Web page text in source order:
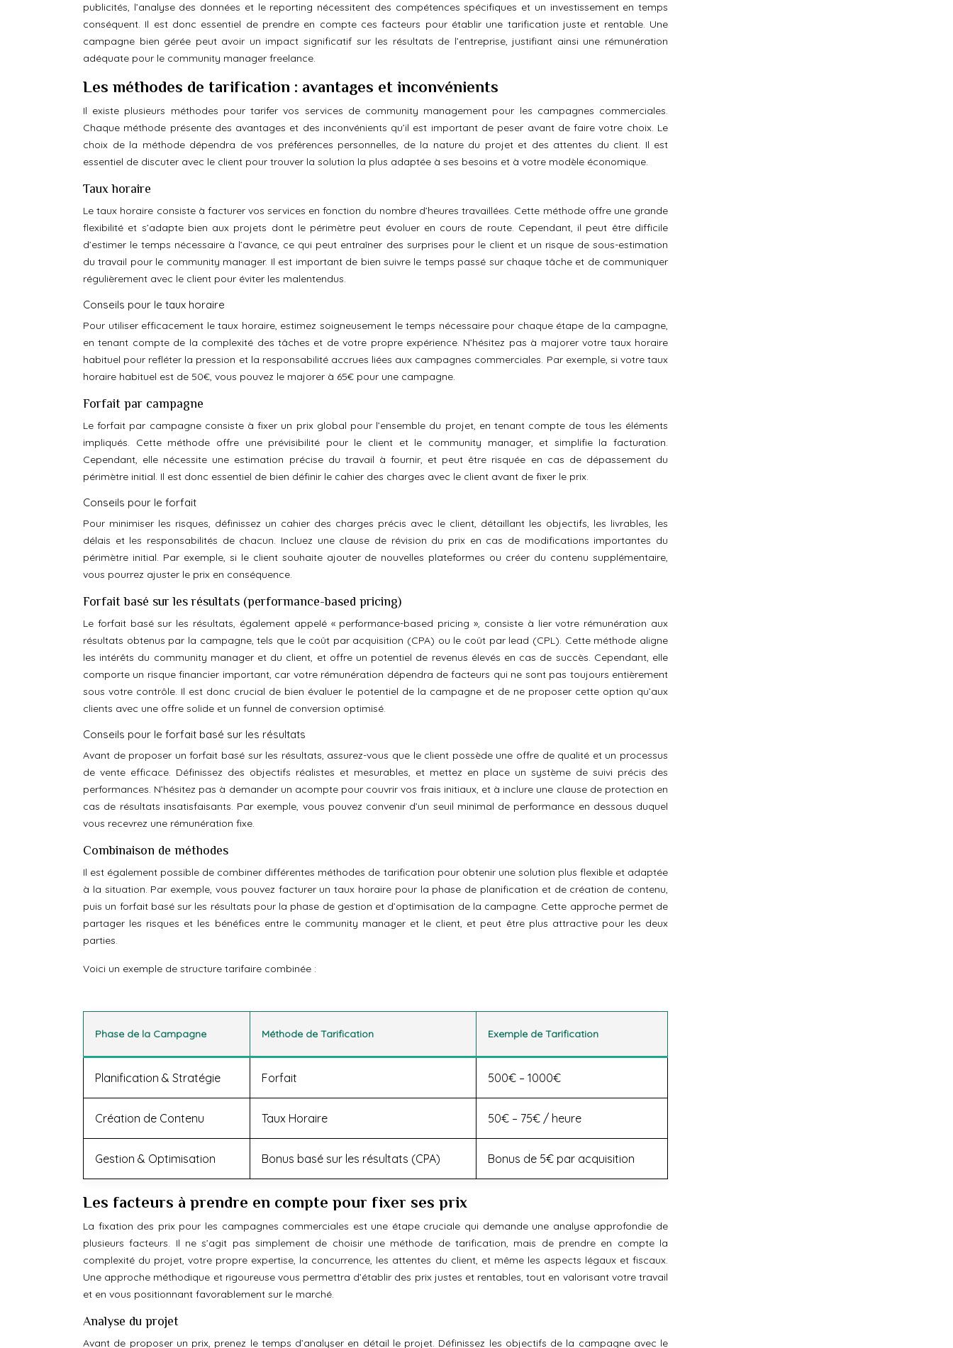
publicités, l’analyse des données et le reporting nécessitent des compétences spécifiques et un investissement en temps
conséquent. Il est donc essentiel de prendre en compte ces facteurs pour établir une tarification juste et rentable. Une
campagne bien gérée peut avoir un impact significatif sur les résultats de l’entreprise, justifiant ainsi une rémunération
adéquate pour le community manager freelance.
Les méthodes de tarification : avantages et inconvénients
Il existe plusieurs méthodes pour tarifer vos services de community management pour les campagnes commerciales.
Chaque méthode présente des avantages et des inconvénients qu’il est important de peser avant de faire votre choix. Le
choix de la méthode dépendra de vos préférences personnelles, de la nature du projet et des attentes du client. Il est
essentiel de discuter avec le client pour trouver la solution la plus adaptée à ses besoins et à votre modèle économique.
Taux horaire
Le taux horaire consiste à facturer vos services en fonction du nombre d’heures travaillées. Cette méthode offre une grande
flexibilité et s’adapte bien aux projets dont le périmètre peut évoluer en cours de route. Cependant, il peut être difficile
d’estimer le temps nécessaire à l’avance, ce qui peut entraîner des surprises pour le client et un risque de sous-estimation
du travail pour le community manager. Il est important de bien suivre le temps passé sur chaque tâche et de communiquer
régulièrement avec le client pour éviter les malentendus.
Conseils pour le taux horaire
Pour utiliser efficacement le taux horaire, estimez soigneusement le temps nécessaire pour chaque étape de la campagne,
en tenant compte de la complexité des tâches et de votre propre expérience. N’hésitez pas à majorer votre taux horaire
habituel pour refléter la pression et la responsabilité accrues liées aux campagnes commerciales. Par exemple, si votre taux
horaire habituel est de 50€, vous pouvez le majorer à 65€ pour une campagne.
Forfait par campagne
Le forfait par campagne consiste à fixer un prix global pour l’ensemble du projet, en tenant compte de tous les éléments
impliqués. Cette méthode offre une prévisibilité pour le client et le community manager, et simplifie la facturation.
Cependant, elle nécessite une estimation précise du travail à fournir, et peut être risquée en cas de dépassement du
périmètre initial. Il est donc essentiel de bien définir le cahier des charges avec le client avant de fixer le prix.
Conseils pour le forfait
Pour minimiser les risques, définissez un cahier des charges précis avec le client, détaillant les objectifs, les livrables, les
délais et les responsabilités de chacun. Incluez une clause de révision du prix en cas de modifications importantes du
périmètre initial. Par exemple, si le client souhaite ajouter de nouvelles plateformes ou créer du contenu supplémentaire,
vous pourrez ajuster le prix en conséquence.
Forfait basé sur les résultats (performance-based pricing)
Le forfait basé sur les résultats, également appelé « performance-based pricing », consiste à lier votre rémunération aux
résultats obtenus par la campagne, tels que le coût par acquisition (CPA) ou le coût par lead (CPL). Cette méthode aligne
les intérêts du community manager et du client, et offre un potentiel de revenus élevés en cas de succès. Cependant, elle
comporte un risque financier important, car votre rémunération dépendra de facteurs qui ne sont pas toujours entièrement
sous votre contrôle. Il est donc crucial de bien évaluer le potentiel de la campagne et de ne proposer cette option qu’aux
clients avec une offre solide et un funnel de conversion optimisé.
Conseils pour le forfait basé sur les résultats
Avant de proposer un forfait basé sur les résultats, assurez-vous que le client possède une offre de qualité et un processus
de vente efficace. Définissez des objectifs réalistes et mesurables, et mettez en place un système de suivi précis des
performances. N’hésitez pas à demander un acompte pour couvrir vos frais initiaux, et à inclure une clause de protection en
cas de résultats insatisfaisants. Par exemple, vous pouvez convenir d’un seuil minimal de performance en dessous duquel
vous recevrez une rémunération fixe.
Combinaison de méthodes
Il est également possible de combiner différentes méthodes de tarification pour obtenir une solution plus flexible et adaptée
à la situation. Par exemple, vous pouvez facturer un taux horaire pour la phase de planification et de création de contenu,
puis un forfait basé sur les résultats pour la phase de gestion et d’optimisation de la campagne. Cette approche permet de
partager les risques et les bénéfices entre le community manager et le client, et peut être plus attractive pour les deux
parties.
Voici un exemple de structure tarifaire combinée :
Phase de la Campagne Méthode de Tarification Exemple de Tarification
Planification & Stratégie Forfait 500€ – 1000€
Création de Contenu Taux Horaire 50€ – 75€ / heure
Gestion & Optimisation Bonus basé sur les résultats (CPA) Bonus de 5€ par acquisition
Les facteurs à prendre en compte pour fixer ses prix
La fixation des prix pour les campagnes commerciales est une étape cruciale qui demande une analyse approfondie de
plusieurs facteurs. Il ne s’agit pas simplement de choisir une méthode de tarification, mais de prendre en compte la
complexité du projet, votre propre expertise, la concurrence, les attentes du client, et même les aspects légaux et fiscaux.
Une approche méthodique et rigoureuse vous permettra d’établir des prix justes et rentables, tout en valorisant votre travail
et en vous positionnant favorablement sur le marché.
Analyse du projet
Avant de proposer un prix, prenez le temps d’analyser en détail le projet. Définissez les objectifs de la campagne avec le